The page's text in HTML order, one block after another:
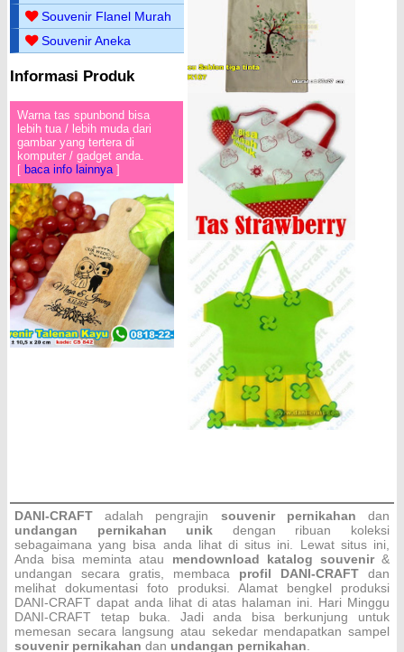
Souvenir Flanel Murah
Souvenir Aneka
Informasi Produk
Warna tas spunbond bisa
lebih tua / lebih muda dari
gambar yang tertera di
komputer / gadget anda.
[ baca info lainnya]
DANI-CRAFTadalah pengrajin souvenir pernikahandan
undangan pernikahan unik dengan ribuan koleksi
sebagaimana yang bisa anda lihat di situs ini. Lewat situs ini,
Anda bisa meminta atau mendownload katalog souvenir&
undangan secara gratis, membaca profil DANI-CRAFT dan
melihat dokumentasi foto produksi. Alamat bengkel produksi
DANI-CRAFT dapat anda lihat di atas halaman ini. Hari Minggu
DANI-CRAFT tetap buka. Jadi anda bisa berkunjung untuk
memesan secara langsung atau sekedar mendapatkan sampel
souvenir pernikahan dan undangan pernikahan.